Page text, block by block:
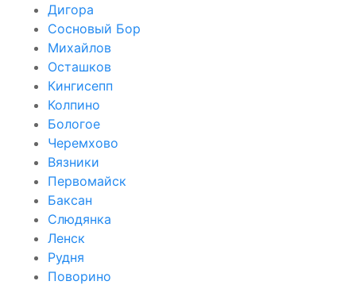
Дигора
Сосновый Бор
Михайлов
Осташков
Кингисепп
Колпино
Бологое
Черемхово
Вязники
Первомайск
Баксан
Слюдянка
Ленск
Рудня
Поворино